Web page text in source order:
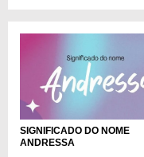
SIGNIFICADO DO NOME
ANDRESSA